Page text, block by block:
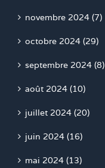
novembre 2024 (7)
octobre 2024 (29)
septembre 2024 (8)
août 2024 (10)
juillet 2024 (20)
juin 2024 (16)
mai 2024 (13)